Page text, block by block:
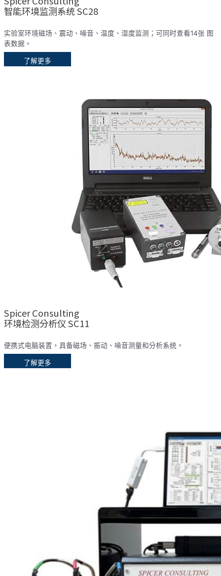
智能环境监测系统 SC28
实验室环境磁场、震动、噪音、温度、湿度监测；可同时查看14张 图
表数据。
了解更多
Spicer Consulting
环境检测分析仪 SC11
便携式电脑装置，具备磁场、振动、噪音测量和分析系统。
了解更多